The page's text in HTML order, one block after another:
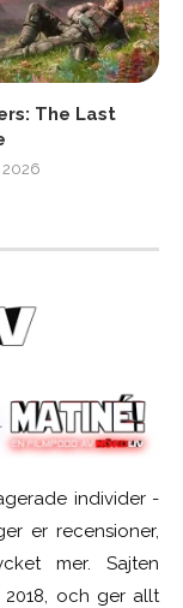
The Last
2026
individer -
er recensioner,
mer. Sajten
och ger allt